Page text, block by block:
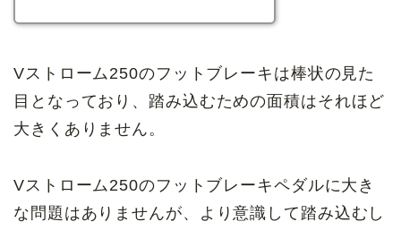
Vストローム250のフットブレーキは棒状の見た
目となっており、踏み込むための面積はそれほど
大きくありません。
Vストローム250のフットブレーキペダルに大き
な問題はありませんが、より意識して踏み込むし